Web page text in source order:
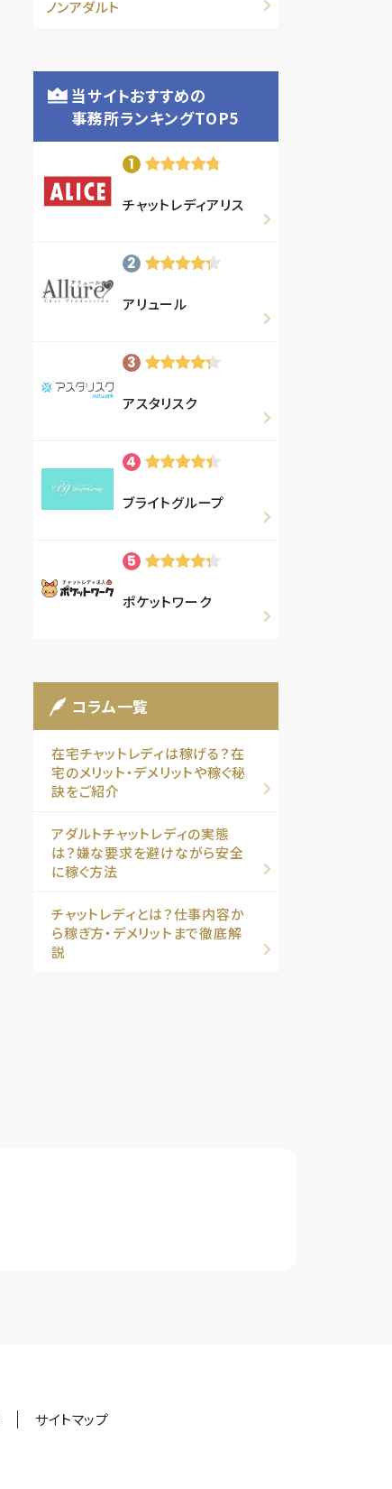
ノンアダルト
当サイトおすすめの
事務所ランキングTOP5
チャットレディアリス
アリュール
アスタリスク
ブライトグループ
ポケットワーク
コラム一覧
在宅チャットレディは稼げる？在
宅のメリット・デメリットや稼ぐ秘
訣をご紹介
アダルトチャットレディの実態
は？嫌な要求を避けながら安全
に稼ぐ方法
チャットレディとは？仕事内容か
ら稼ぎ方・デメリットまで徹底解
説
サイトマップ